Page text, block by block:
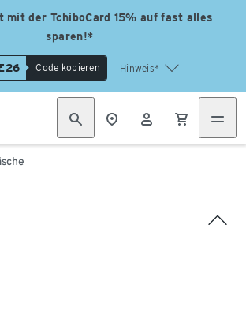
mit der TchiboCard 15% auf fast alles
sparen!*
Code kopieren Hinweis*